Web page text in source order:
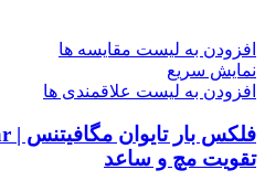
افزودن به لیست مقایسه ها
نمایش سریع
افزودن به لیست علاقمندی ها
تقویت مچ و ساعد